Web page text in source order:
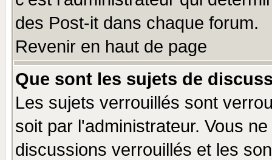
des Post-it dans chaque forum.
Revenir en haut de page
Que sont les sujets de
Les sujets verrouillés sont
soit par l'administrateur. Vous
discussions verrouillés et les